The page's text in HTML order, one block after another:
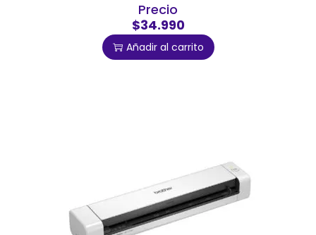
Precio
$34.990
Añadir al carrito